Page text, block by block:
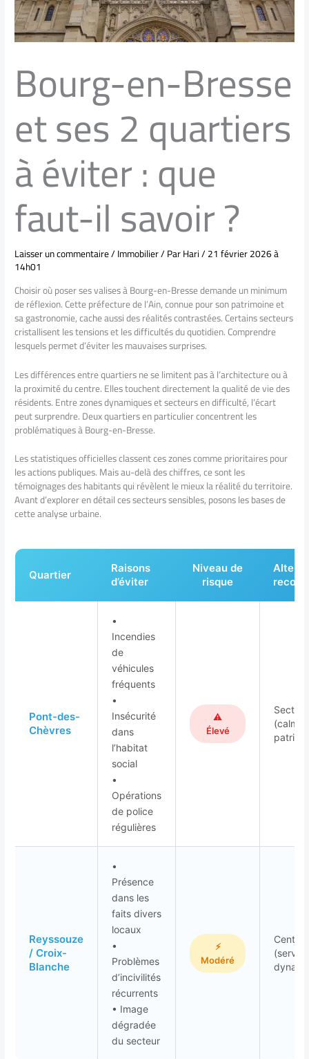
Bourg-en-Bresse
et ses 2 quartiers
à éviter : que
faut-il savoir ?
Laisser un commentaire/Immobilier/ ParHari/21 février 2026 à
14h01
Choisir où poser ses valises à Bourg-en-Bresse demande un minimum
de réflexion. Cette préfecture de l’Ain, connue pour son patrimoine et
sa gastronomie, cache aussi des réalités contrastées. Certains secteurs
cristallisent les tensions et les difficultés du quotidien. Comprendre
lesquels permet d’éviter les mauvaises surprises.
Les différences entre quartiers ne se limitent pas à l’architecture ou à
la proximité du centre. Elles touchent directement la qualité de vie des
résidents. Entre zones dynamiques et secteurs en difficulté, l’écart
peut surprendre. Deux quartiers en particulier concentrent les
problématiques à Bourg-en-Bresse.
Les statistiques officielles classent ces zones comme prioritaires pour
les actions publiques. Mais au-delà des chiffres, ce sont les
témoignages des habitants qui révèlent le mieux la réalité du territoire.
Avant d’explorer en détail ces secteurs sensibles, posons les bases de
cette analyse urbaine.
Quartier
Raisons
d’éviter
Niveau de
risque
Pont-des-
Chèvres
•
Incendies
de
véhicules
fréquents
•
Insécurité
dans
l’habitat
social
•
Opérations
de police
régulières
⚠️
Élevé
(calme,
Reyssouze
/ Croix-
Blanche
•
Présence
dans les
faits divers
locaux
•
Problèmes
d’incivilités
récurrents
• Image
dégradée
du secteur
⚡
Modéré